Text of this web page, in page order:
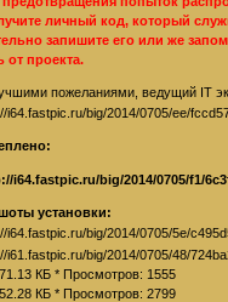
личный код, который
запишите его или же
от проекта.
пожеланиями, ведущий IT
установки:
КБ * Просмотров: 1555
КБ * Просмотров: 2799